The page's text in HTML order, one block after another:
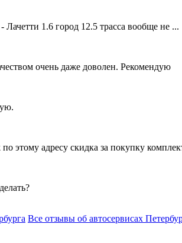
1.6 город 12.5 трасса вообще не ...
очень даже доволен. Рекомендую
этому адресу скидка за покупку
Все отзывы об автосервисах